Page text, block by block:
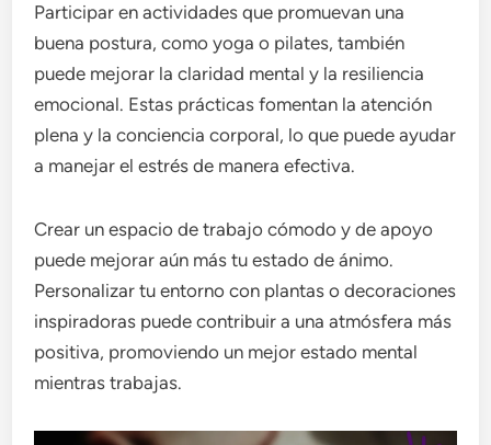
Participar en actividades que promuevan una
buena postura, como yoga o pilates, también
puede mejorar la claridad mental y la resiliencia
emocional. Estas prácticas fomentan la atención
plena y la conciencia corporal, lo que puede ayudar
a manejar el estrés de manera efectiva.
Crear un espacio de trabajo cómodo y de apoyo
puede mejorar aún más tu estado de ánimo.
Personalizar tu entorno con plantas o decoraciones
inspiradoras puede contribuir a una atmósfera más
positiva, promoviendo un mejor estado mental
mientras trabajas.